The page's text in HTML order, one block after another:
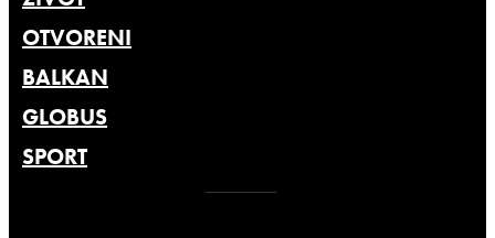
OTVORENI
BALKAN
GLOBUS
SPORT